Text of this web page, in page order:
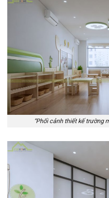
“Phối cảnh thiết kế trường